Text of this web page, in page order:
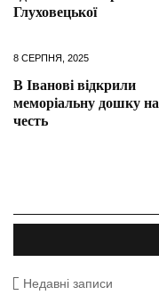
Глуховецької
8 СЕРПНЯ, 2025
В Іванові відкрили
меморіальну дошку на
честь
Недавні записи